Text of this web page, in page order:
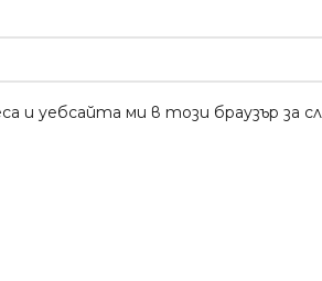
и уебсайта ми в този браузър